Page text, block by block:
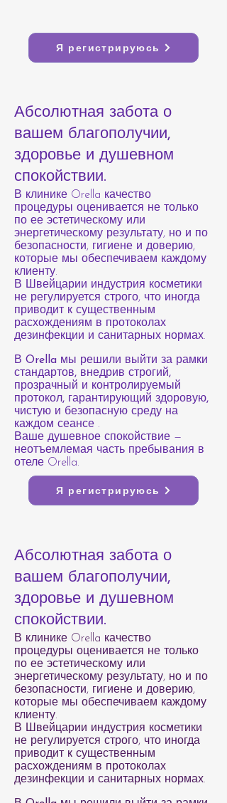
Я регистрируюсь
Абсолютная забота о
вашем благополучии,
здоровье и душевном
спокойствии.
В клинике Orella качество
процедуры оценивается не только
по ее эстетическому или
энергетическому результату, но и по
безопасности, гигиене и доверию,
которые мы обеспечиваем каждому
клиенту.
В Швейцарии индустрия косметики
не регулируется строго, что иногда
приводит к существенным
расхождениям в протоколах
дезинфекции и санитарных нормах.
В Orella мы решили выйти за рамки
стандартов, внедрив строгий,
прозрачный и контролируемый
протокол, гарантирующий здоровую,
чистую и безопасную среду на
каждом сеансе .
Ваше душевное спокойствие —
неотъемлемая часть пребывания в
отеле Orella.
Я регистрируюсь
Абсолютная забота о
вашем благополучии,
здоровье и душевном
спокойствии.
В клинике Orella качество
процедуры оценивается не только
по ее эстетическому или
энергетическому результату, но и по
безопасности, гигиене и доверию,
которые мы обеспечиваем каждому
клиенту.
В Швейцарии индустрия косметики
не регулируется строго, что иногда
приводит к существенным
расхождениям в протоколах
дезинфекции и санитарных нормах.